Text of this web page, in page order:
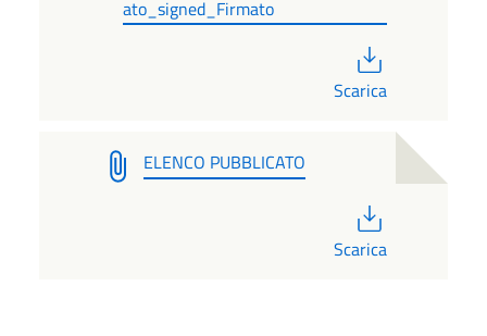
ato_signed_Firmato
Scarica
ELENCO PUBBLICATO
Scarica